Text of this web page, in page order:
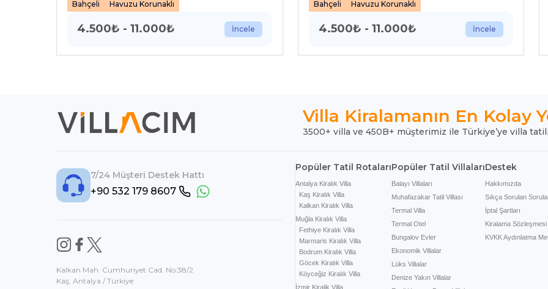
Bahçeli Havuzu Korunaklı
4.500₺ - 11.000₺ İncele
Bahçeli Havuzu Korunaklı
4.500₺ - 11.000₺ İncele
Villa Kiralamanın En Kolay
3500+ villa ve 450B+ müşterimiz ile Türkiye’ye villa
7/24 Müşteri Destek Hattı
+90 532 179 8607
Kalkan Mah. Cumhuriyet Cad. No:38/2
Kaş, Antalya / Türkiye
Popüler Tatil Rotaları
Antalya Kiralık Villa
Kaş Kiralık Villa
Kalkan Kiralık Villa
Muğla Kiralık Villa
Fethiye Kiralık Villa
Marmaris Kiralık Villa
Bodrum Kiralık Villa
Göcek Kiralık Villa
Köyceğiz Kiralık Villa
İzmir Kiralik Villa
Popüler Tatil Villaları
Balayı Villaları
Muhafazakar Tatil Villası
Termal Villa
Termal Otel
Bungalov Evler
Ekonomik Villalar
Lüks Villalar
Denize Yakın Villalar
Destek
Hakkımızda
Sıkça Sorulan
İptal Şartları
Kiralama Sözleşmesi
KVKK Aydınlatma